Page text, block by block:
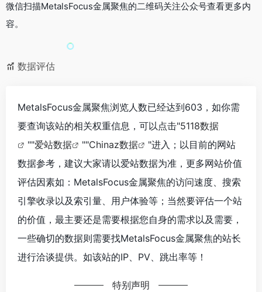
微信扫描MetalsFocus金属聚焦的二维码关注公众号查看更多内
容。
数据评估
MetalsFocus金属聚焦浏览人数已经达到603，如你需
要查询该站的相关权重信息，可以点击"5118数据
""爱站数据 ""Chinaz数据
"进入；以目前的网站
数据参考，建议大家请以爱站数据为准，更多网站价值
评估因素如：MetalsFocus金属聚焦的访问速度、搜索
引擎收录以及索引量、用户体验等；当然要评估一个站
的价值，最主要还是需要根据您自身的需求以及需要，
一些确切的数据则需要找MetalsFocus金属聚焦的站长
进行洽谈提供。如该站的IP、PV、跳出率等！
特别声明